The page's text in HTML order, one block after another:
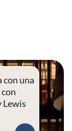
con una
Lewis